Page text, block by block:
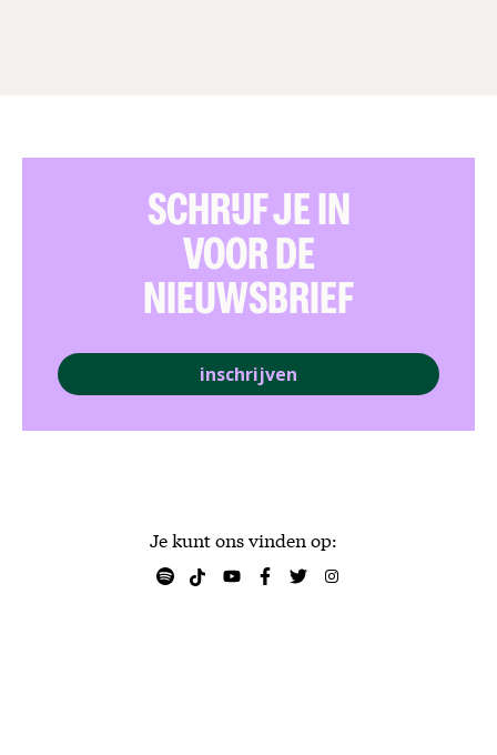
Je kunt ons vinden op:
SCHRIJF JE IN
VOOR DE
NIEUWSBRIEF
inschrijven